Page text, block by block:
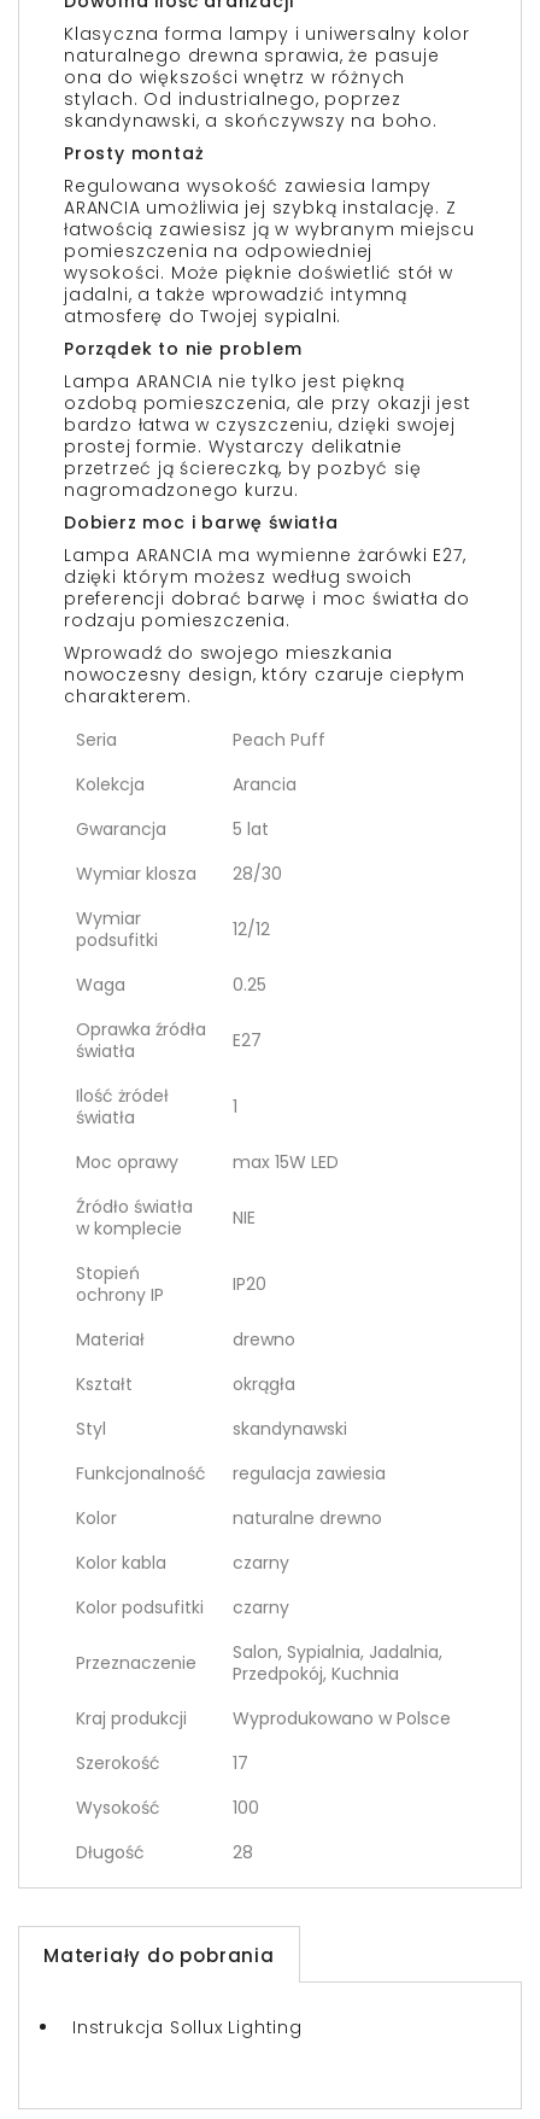
Klasyczna forma lampy i uniwersalny kolor
naturalnego drewna sprawia, że pasuje
ona do większości wnętrz w różnych
stylach. Od industrialnego, poprzez
skandynawski, a skończywszy na boho.
Prosty montaż
Regulowana wysokość zawiesia lampy
ARANCIA umożliwia jej szybką instalację. Z
łatwością zawiesisz ją w wybranym miejscu
pomieszczenia na odpowiedniej
wysokości. Może pięknie doświetlić stół w
jadalni, a także wprowadzić intymną
atmosferę do Twojej sypialni.
Porządek to nie problem
Lampa ARANCIA nie tylko jest piękną
ozdobą pomieszczenia, ale przy okazji jest
bardzo łatwa w czyszczeniu, dzięki swojej
prostej formie. Wystarczy delikatnie
przetrzeć ją ściereczką, by pozbyć się
nagromadzonego kurzu.
Dobierz moc i barwę światła
Lampa ARANCIA ma wymienne żarówki E27,
dzięki którym możesz według swoich
preferencji dobrać barwę i moc światła do
rodzaju pomieszczenia.
Wprowadź do swojego mieszkania
nowoczesny design, który czaruje ciepłym
charakterem.
Seria
Peach Puff
Kolekcja
Arancia
Gwarancja
5 lat
Wymiar klosza
28/30
Wymiar
podsufitki
12/12
Waga
0.25
Oprawka źródła
światła
E27
Ilość żródeł
światła
1
Moc oprawy
max 15W LED
Źródło światła
w komplecie
NIE
Stopień
ochrony IP
IP20
Materiał
drewno
Kształt
okrągła
Styl
skandynawski
Funkcjonalność
regulacja zawiesia
Kolor
naturalne drewno
Kolor kabla
czarny
Kolor podsufitki
czarny
Przeznaczenie
Salon, Sypialnia, Jadalnia,
Przedpokój, Kuchnia
Kraj produkcji
Wyprodukowano w Polsce
Szerokość
17
Wysokość
100
Długość
28
Materiały do pobrania
Instrukcja Sollux Lighting